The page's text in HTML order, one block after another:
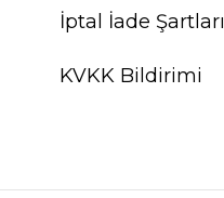
İptal İade Şartları
KVKK Bildirimi